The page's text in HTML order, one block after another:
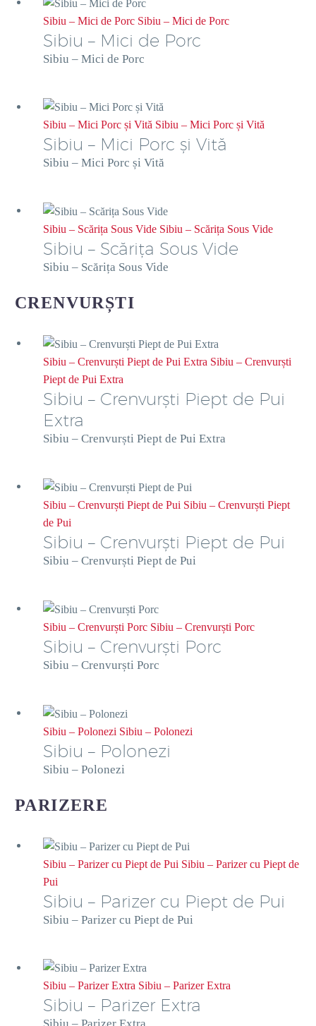
Sibiu – Mici de Porc Sibiu – Mici de Porc
Sibiu – Mici de Porc
Sibiu – Mici de Porc
Sibiu – Mici Porc și Vită Sibiu – Mici Porc și Vită
Sibiu – Mici Porc și Vită
Sibiu – Mici Porc și Vită
Sibiu – Scărița Sous Vide Sibiu – Scărița Sous Vide
Sibiu – Scărița Sous Vide
Sibiu – Scărița Sous Vide
CRENVURȘTI
Sibiu – Crenvurști Piept de Pui Extra Sibiu – Crenvurști
Piept de Pui Extra
Sibiu – Crenvurști Piept de Pui
Extra
Sibiu – Crenvurști Piept de Pui Extra
Sibiu – Crenvurști Piept de Pui Sibiu – Crenvurști Piept
de Pui
Sibiu – Crenvurști Piept de Pui
Sibiu – Crenvurști Piept de Pui
Sibiu – Crenvurști Porc Sibiu – Crenvurști Porc
Sibiu – Crenvurști Porc
Sibiu – Crenvurști Porc
Sibiu – Polonezi Sibiu – Polonezi
Sibiu – Polonezi
Sibiu – Polonezi
PARIZERE
Sibiu – Parizer cu Piept de Pui Sibiu – Parizer cu Piept de
Pui
Sibiu – Parizer cu Piept de Pui
Sibiu – Parizer cu Piept de Pui
Sibiu – Parizer Extra Sibiu – Parizer Extra
Sibiu – Parizer Extra